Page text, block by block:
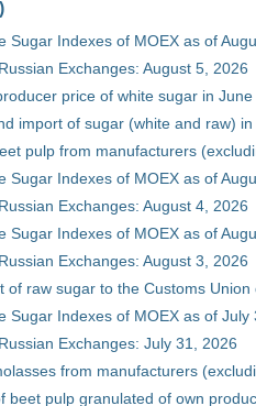
Sugar Indexes of MOEX as of
Exchanges: August 5, 2026
price of white sugar in
import of sugar (white and raw)
pulp from manufacturers
Sugar Indexes of MOEX as of
Exchanges: August 4, 2026
Sugar Indexes of MOEX as of
Exchanges: August 3, 2026
of raw sugar to the Customs
Sugar Indexes of MOEX as of July
Exchanges: July 31, 2026
from manufacturers
beet pulp granulated of own